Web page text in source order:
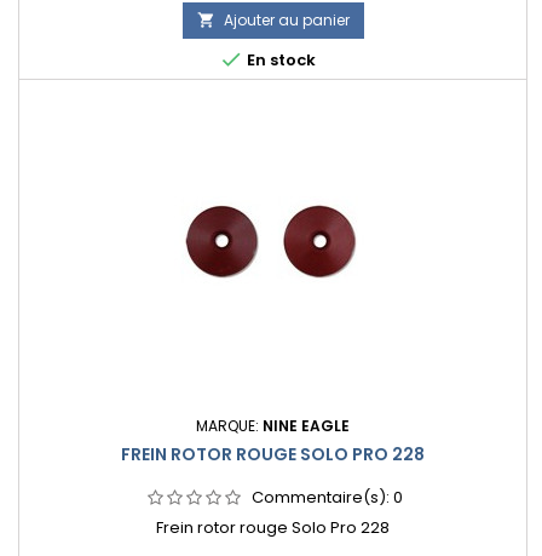
 Ajouter au panier
 En stock
MARQUE: NINE EAGLE
FREIN ROTOR ROUGE SOLO PRO 228
Commentaire(s): 0
Frein rotor rouge Solo Pro 228